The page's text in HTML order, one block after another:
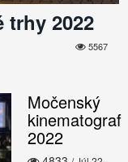
trhy 2022
5567
Močenský
kinematograf
2022